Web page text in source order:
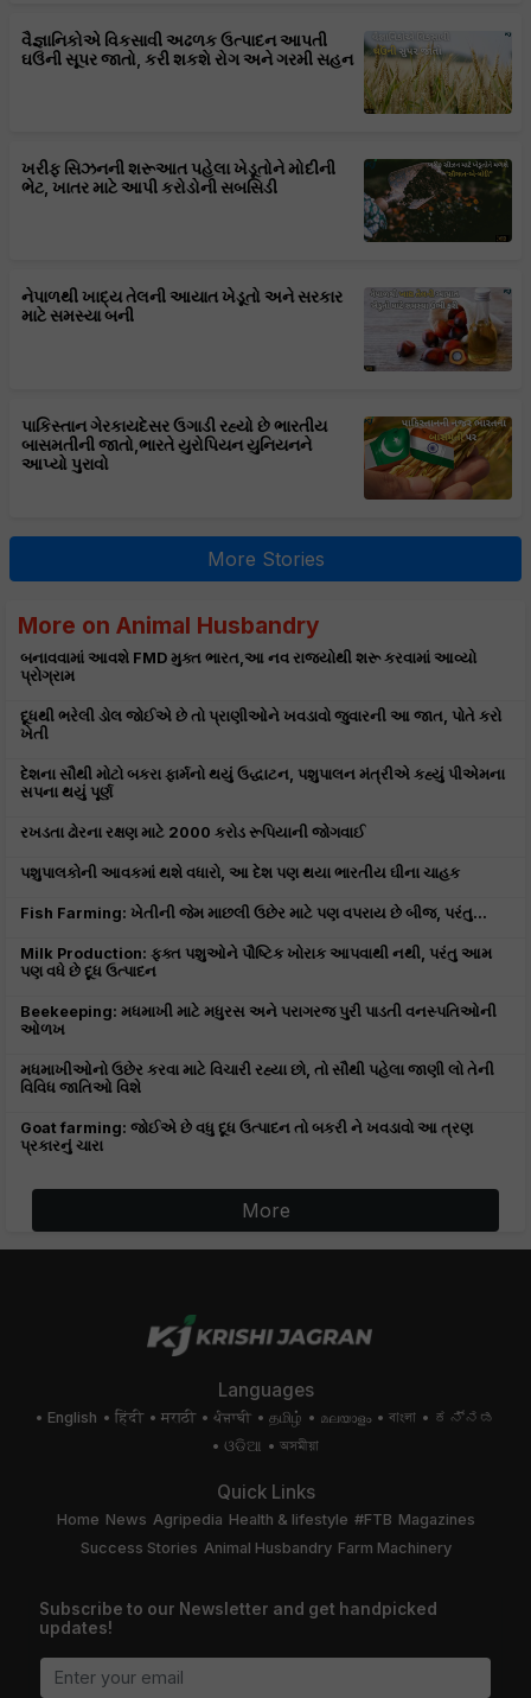
વૈજ્ઞાનિકોએ વિકસાવી અઢળક ઉત્પાદન આપતી
ઘઉંની સૂપર જાતો, કરી શકશે રોગ અને ગરમી સહન
ખરીફ સિઝનની શરૂઆત પહેલા ખેડૂતોને મોદીની
ભેટ, ખાતર માટે આપી કરોડોની સબસિડી
નેપાળથી ખાદ્ય તેલની આયાત ખેડૂતો અને સરકાર
માટે સમસ્યા બની
પાકિસ્તાન ગેરકાયદેસર ઉગાડી રહ્યો છે ભારતીય
બાસમતીની જાતો,ભારતે યુરોપિયન યુનિયનને
આપ્યો પુરાવો
More Stories
More on Animal Husbandry
બનાવવામાં આવશે FMD મુક્ત ભારત,આ નવ રાજ્યોથી શરૂ કરવામાં આવ્યો
પ્રોગ્રામ
દૂધથી ભરેલી ડોલ જોઈએ છે તો પ્રાણીઓને ખવડાવો જુવારની આ જાત, પોતે કરો
ખેતી
દેશના સૌથી મોટો બકરા ફાર્મનો થયું ઉદ્ધાટન, પશુપાલન મંત્રીએ કહ્યું પીએમના
સપના થયું પૂર્ણ
રખડતા ઢોરના રક્ષણ માટે 2000 કરોડ રૂપિયાની જોગવાઈ
પશુપાલકોની આવકમાં થશે વધારો, આ દેશ પણ થયા ભારતીય ઘીના ચાહક
Fish Farming: ખેતીની જેમ માછલી ઉછેર માટે પણ વપરાય છે બીજ, પરંતુ...
Milk Production: ફક્ત પશુઓને પૌષ્ટિક ખોરાક આપવાથી નથી, પરંતુ આમ
પણ વધે છે દૂધ ઉત્પાદન
Beekeeping: મધમાખી માટે મધુરસ અને પરાગરજ પુરી પાડતી વનસ્પતિઓની
ઓળખ
મધમાખીઓનો ઉછેર કરવા માટે વિચારી રહ્યા છો, તો સૌથી પહેલા જાણી લો તેની
વિવિધ જાતિઓ વિશે
Goat farming: જોઈએ છે વધુ દૂધ ઉત્પાદન તો બકરી ને ખવડાવો આ ત્રણ
પ્રકારનું ચારા
More
Languages
English हिंदी मराठी ਪੰਜਾਬੀ தமிழ் മലയാളം বাংলা
ಕನ್ನಡ
ଓଡିଆ
অসমীয়া
Quick Links
Home News Agripedia Health & lifestyle #FTB Magazines
Success Stories Animal Husbandry Farm Machinery
Subscribe to our Newsletter and get handpicked
updates!